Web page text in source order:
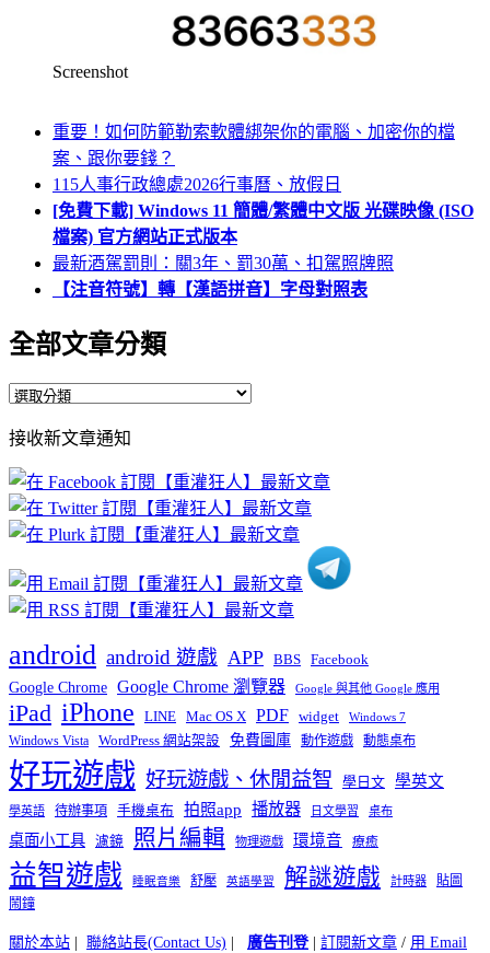
Screenshot
重要！如何防範勒索軟體綁架你的電腦、加密你的檔
案、跟你要錢？
115人事行政總處2026行事曆、放假日
[免費下載] Windows 11 簡體/繁體中文版 光碟映像 (ISO
檔案) 官方網站正式版本
最新酒駕罰則：關3年、罰30萬、扣駕照牌照
【注音符號】轉【漢語拼音】字母對照表
全部文章分類
全
文
章
分
類
接收新文章通知
android android 遊戲 APP BBS Facebook
Google Chrome Google Chrome 瀏覽器 Google 與其他 Google 應用
iPad iPhone LINE Mac OS X PDF widget Windows 7
Windows Vista WordPress 網站架設 免費圖庫 動作遊戲 動態桌布
好玩遊戲 好玩遊戲、休閒益智 學日文 學英文
學英語 待辦事項 手機桌布 拍照app 播放器 日文學習 桌布
桌面小工具 濾鏡 照片編輯 物理遊戲 環境音 療癒
益智遊戲 睡眠音樂 舒壓 英語學習 解謎遊戲 計時器
貼圖
鬧鐘
關於本站 | 聯絡站長(Contact Us) | 廣告刊登| 訂閱新文章 / 用 Email